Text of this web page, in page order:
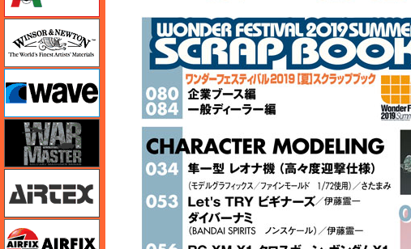
ウインザー＆ニュートン
ウォーマスターズ
エアテックス